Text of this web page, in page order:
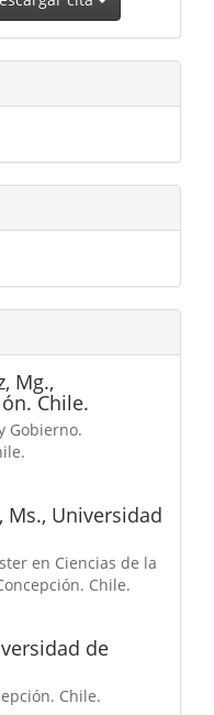
Mg.,
Chile.
Gobierno.
Ms., Universidad
en Ciencias de la
Chile.
de
Chile.